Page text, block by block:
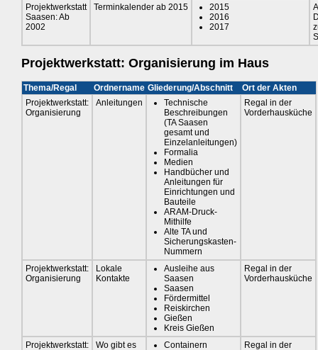
Projektwerkstatt
Saasen: Ab
2002
Terminkalender ab 2015
2015
2016
2017
Projektwerkstatt: Organisierung im Haus
Thema/Regal Ordnername Gliederung/Abschnitt
Ort der Akten
Projektwerkstatt:
Organisierung
Anleitungen
Technische
Beschreibungen
(TA Saasen
gesamt und
Einzelanleitungen)
Formalia
Medien
Handbücher und
Anleitungen für
Einrichtungen und
Bauteile
ARAM-Druck-
Mithilfe
Alte TA und
Sicherungskasten-
Nummern
Regal in der
Vorderhausküche
Projektwerkstatt:
Organisierung
Lokale
Kontakte
Ausleihe aus
Saasen
Saasen
Fördermittel
Reiskirchen
Gießen
Kreis Gießen
Regal in der
Vorderhausküche
Projektwerkstatt:
Wo gibt es
Containern
Regal in der